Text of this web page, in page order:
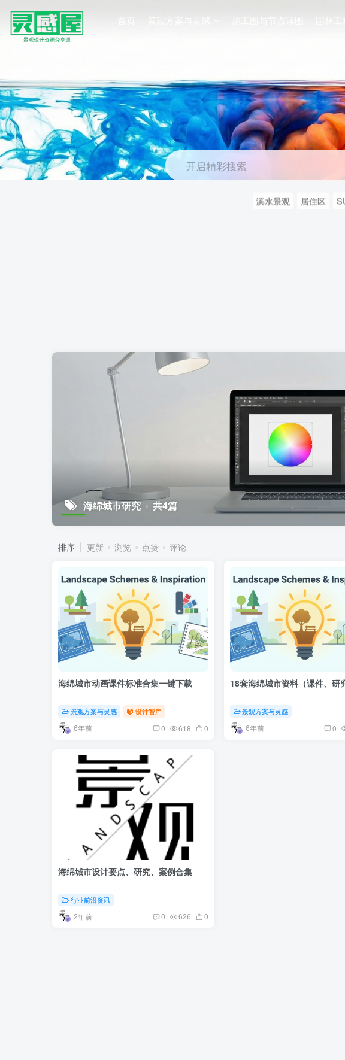
首页 景观方案与灵感 施工图与节点详图 园林
开启精彩搜索
滨水景观 居住区
海绵城市研究 共4篇
排序 更新 浏览 点赞 评论
海绵城市动画课件标准合集一键下载
景观方案与灵感 设计智库
6年前 0 618 0
18套海绵城市资料（课件、研
景观方案与灵感
6年前 0
海绵城市设计要点、研究、案例合集
行业前沿资讯
2年前 0 626 0